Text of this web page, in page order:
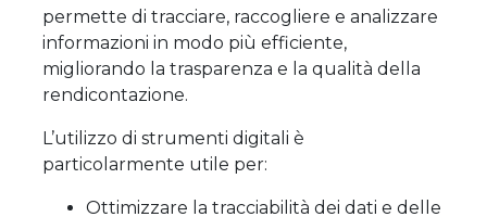
permette di tracciare, raccogliere e analizzare
informazioni in modo più efficiente,
migliorando la trasparenza e la qualità della
rendicontazione.
L’utilizzo di strumenti digitali è
particolarmente utile per:
Ottimizzare la tracciabilità dei dati e delle